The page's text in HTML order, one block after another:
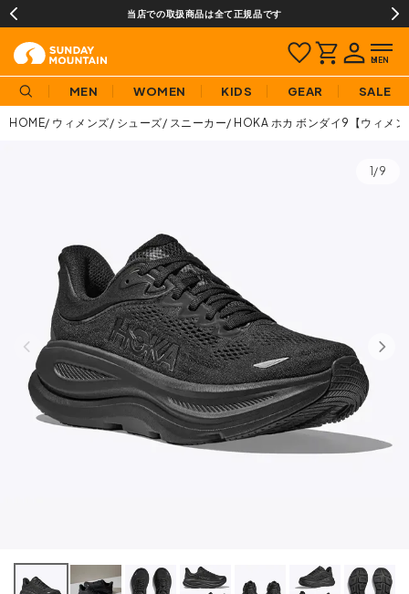
当店での取扱商品は全て正規品です
MEN WOMEN KIDS GEAR SALE
HOME ウィメンズ シューズ スニーカー HOKA ホカ ボンダイ9【ウィメン
1/9